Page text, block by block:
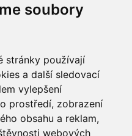
soubory
stránky používají
a další sledovací
vylepšení
prostředí, zobrazení
obsahu a reklam,
webových
z.s.
6 - Břevnov, 169 00